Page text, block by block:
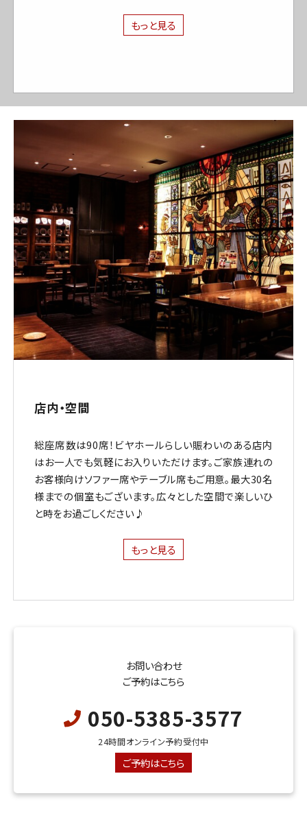
もっと見る
店内・空間
総座席数は90席！ビヤホールらしい賑わいのある店内
はお一人でも気軽にお入りいただけます。ご家族連れの
お客様向けソファー席やテーブル席もご用意。最大30名
様までの個室もございます。広々とした空間で楽しいひ
と時をお過ごしください♪
もっと見る
お問い合わせ
ご予約はこちら
050-5385-3577
24時間オンライン予約受付中
ご予約はこちら